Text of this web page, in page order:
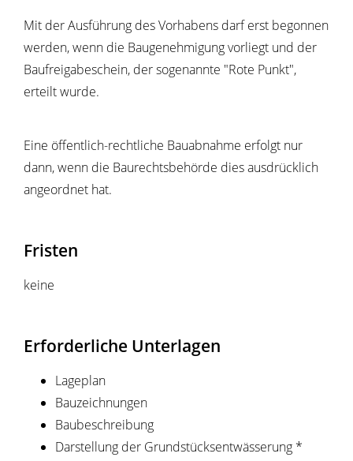
Mit der Ausführung des Vorhabens darf erst begonnen
werden, wenn die Baugenehmigung vorliegt und der
Baufreigabeschein, der sogenannte "Rote Punkt",
erteilt wurde.
Eine öffentlich-rechtliche Bauabnahme erfolgt nur
dann, wenn die Baurechtsbehörde dies ausdrücklich
angeordnet hat.
Fristen
keine
Erforderliche Unterlagen
Lageplan
Bauzeichnungen
Baubeschreibung
Darstellung der Grundstücksentwässerung *